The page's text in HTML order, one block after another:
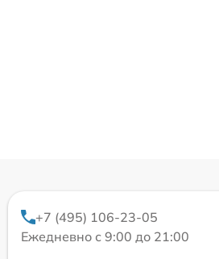
+7 (495) 106-23-05
Ежедневно с 9:00 до 21:00